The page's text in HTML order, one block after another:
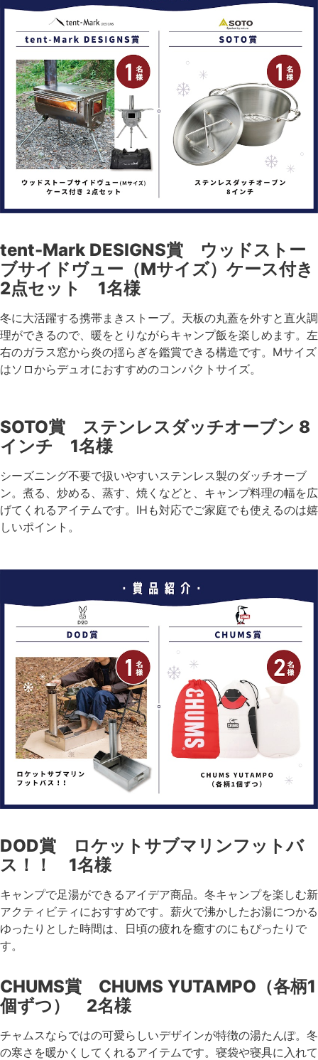
tent-Mark DESIGNS賞 ウッドストー
ブサイドヴュー（Mサイズ）ケース付き
2点セット 1名様
冬に大活躍する携帯まきストーブ。天板の丸蓋を外すと直火調
理ができるので、暖をとりながらキャンプ飯を楽しめます。左
右のガラス窓から炎の揺らぎを鑑賞できる構造です。Mサイズ
はソロからデュオにおすすめのコンパクトサイズ。
SOTO賞 ステンレスダッチオーブン 8
インチ 1名様
シーズニング不要で扱いやすいステンレス製のダッチオーブ
ン。煮る、炒める、蒸す、焼くなどと、キャンプ料理の幅を広
げてくれるアイテムです。IHも対応でご家庭でも使えるのは嬉
しいポイント。
DOD賞 ロケットサブマリンフットバ
ス！！ 1名様
キャンプで足湯ができるアイデア商品。冬キャンプを楽しむ新
アクティビティにおすすめです。薪火で沸かしたお湯につかる
ゆったりとした時間は、日頃の疲れを癒すのにもぴったりで
す。
CHUMS賞 CHUMS YUTAMPO（各柄1
個ずつ） 2名様
チャムスならではの可愛らしいデザインが特徴の湯たんぽ。冬
の寒さを暖かくしてくれるアイテムです。寝袋や寝具に入れて